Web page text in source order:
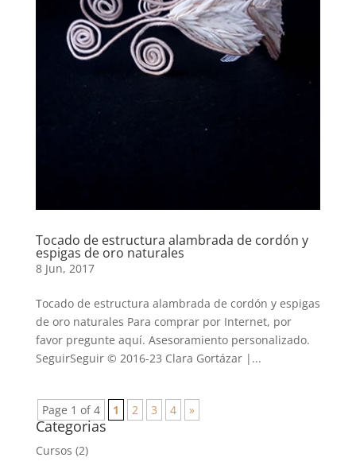
Tocado de estructura alambrada de cordón y
espigas de oro naturales
8 Jun, 2017
Tocado de estructura alambrada de cordón y espigas
de oro naturales Para comprar por Internet, por
favor pregunte aquí. Asesoramiento personalizado.
SeguirSeguir © 2016-23 Clara Gortázar |...
Page 1 of 4 1 2 3 4 »
Categorias
Cursos (2)